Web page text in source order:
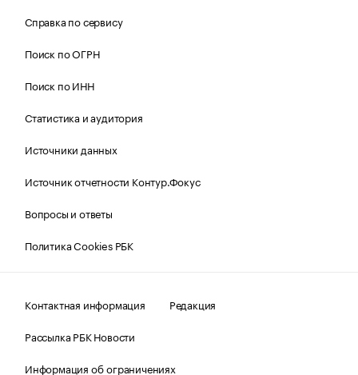
Справка по сервису
Поиск по ОГРН
Поиск по ИНН
Статистика и аудитория
Источники данных
Источник отчетности Контур.Фокус
Вопросы и ответы
Политика Cookies РБК
Контактная информация
Редакция
Рассылка РБК Новости
Информация об ограничениях